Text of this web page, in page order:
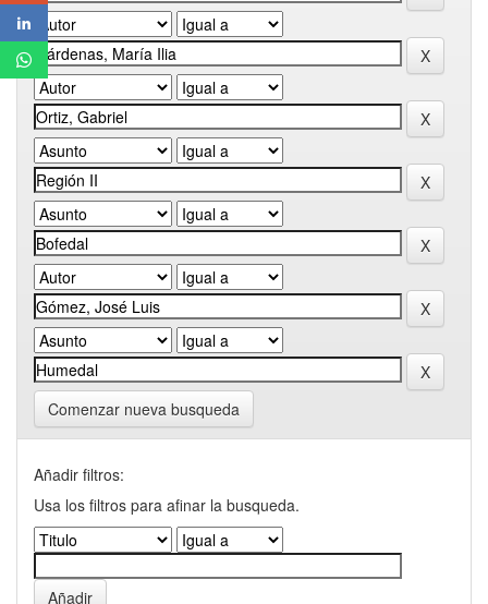
Comenzar nueva busqueda
Añadir filtros:
Usa los filtros para afinar la busqueda.